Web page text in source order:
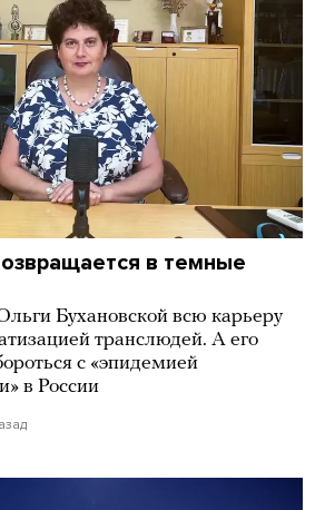
в темные
Бухановской всю карьеру
транслюдей. А его
с «эпидемией
в России